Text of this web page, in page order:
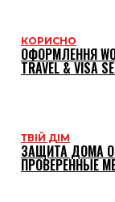
КОРИСНО
ОФОРМЛЕННЯ
TRAVEL & VISA
ТВІЙ ДІМ
ЗАЩИТА ДОМА
ПРОВЕРЕННЫЕ